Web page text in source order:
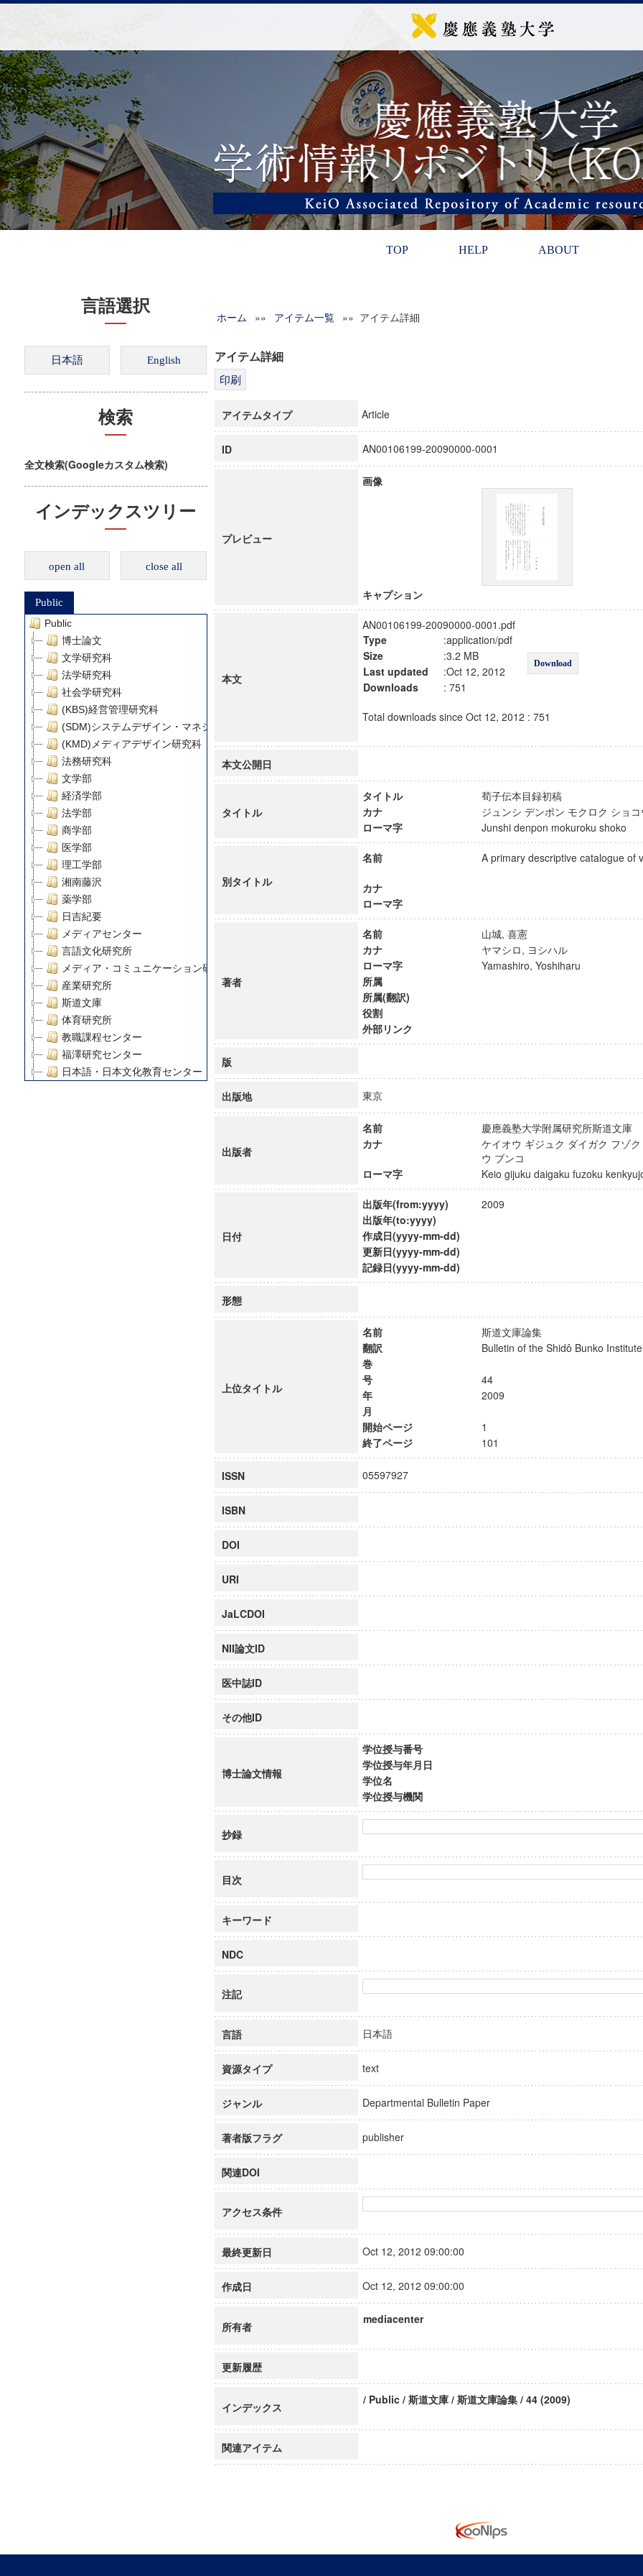
TOP HELP ABOUT
言語選択
検索
全文検索(Googleカスタム検索)
インデックスツリー
open all close all
Public
Public
博士論文
文学研究科
法学研究科
社会学研究科
(KBS)経営管理研究科
(SDM)システムデザイン・マネジメント研究科
(KMD)メディアデザイン研究科
法務研究科
文学部
経済学部
法学部
商学部
医学部
理工学部
湘南藤沢
薬学部
日吉紀要
メディアセンター
言語文化研究所
メディア・コミュニケーション研究所
産業研究所
斯道文庫
体育研究所
教職課程センター
福澤研究センター
日本語・日本文化教育センター
慶應義塾大学グローバルCOEプログラム市民社会ガバナンス教育研究センター
慶應義塾大学グローバルCOEプログラム論理と感性の先端的教育研究拠点
博士課程教育リーディングプログラム「超成熟社会発展のサイエンス」
ホーム »» アイテム一覧 »» アイテム詳細
アイテム詳細
アイテムタイプ Article
ID AN00106199-20090000-0001
プレビュー
画像
キャプション
本文
AN00106199-20090000-0001.pdf
Type
:application/pdf
Download
Size
:3.2 MB
Last updated
:Oct 12, 2012
Downloads
: 751
Total downloads since Oct 12, 2012 : 751
本文公開日
タイトル
タイトル
荀子伝本目録初稿
カナ
ジュンシ デンポン モクロク シ
ローマ字
Junshi denpon mokuroku shoko
別タイトル
名前 A primary descriptive catalogue of
カナ
ローマ字
著者
名前
山城, 喜憲
カナ
ヤマシロ, ヨシハル
ローマ字
Yamashiro, Yoshiharu
所属
所属(翻訳)
役割
外部リンク
版
出版地 東京
出版者
名前
慶應義塾大学附属研究所斯道文
カナ
ケイオウ ギジュク ダイガク フゾ
ウ ブンコ
ローマ字
Keio gijuku daigaku fuzoku
日付
出版年(from:yyyy)
2009
出版年(to:yyyy)
作成日(yyyy-mm-dd)
更新日(yyyy-mm-dd)
記録日(yyyy-mm-dd)
形態
上位タイトル
名前
斯道文庫論集
翻訳
Bulletin of the Shidô Bunko
巻
号
44
年
2009
月
開始ページ
1
終了ページ
101
ISSN 05597927
ISBN
DOI
URI
JaLCDOI
NII論文ID
医中誌ID
その他ID
博士論文情報
学位授与番号
学位授与年月日
学位名
学位授与機関
抄録
目次
キーワード
NDC
注記
言語 日本語
資源タイプ text
ジャンル Departmental Bulletin Paper
著者版フラグ publisher
関連DOI
アクセス条件
最終更新日 Oct 12, 2012 09:00:00
作成日 Oct 12, 2012 09:00:00
所有者
mediacenter
更新履歴
インデックス
/ Public / 斯道文庫 / 斯道文庫論集 / 44 (2009)
関連アイテム